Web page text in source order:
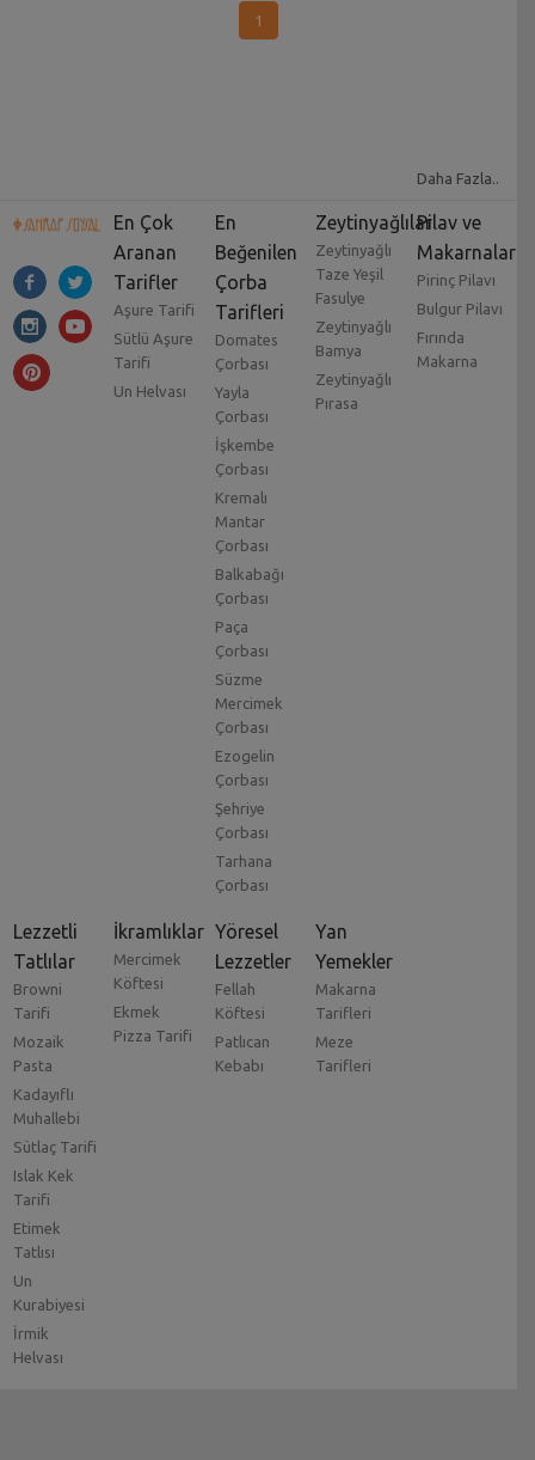
1
Daha Fazla..
En Çok
Aranan
Tarifler
Aşure Tarifi
Sütlü Aşure
Tarifi
Un Helvası
En
Beğenilen
Çorba
Tarifleri
Domates
Çorbası
Yayla
Çorbası
İşkembe
Çorbası
Kremalı
Mantar
Çorbası
Balkabağı
Çorbası
Paça
Çorbası
Süzme
Mercimek
Çorbası
Ezogelin
Çorbası
Şehriye
Çorbası
Tarhana
Çorbası
Zeytinyağlılar
Zeytinyağlı
Taze Yeşil
Fasulye
Zeytinyağlı
Bamya
Zeytinyağlı
Pırasa
Pilav ve
Makarnalar
Pirinç Pilavı
Bulgur Pilavı
Fırında
Makarna
Lezzetli
Tatlılar
Browni
Tarifi
Mozaik
Pasta
Kadayıflı
Muhallebi
Sütlaç Tarifi
Islak Kek
Tarifi
Etimek
Tatlısı
Un
Kurabiyesi
İrmik
Helvası
İkramlıklar
Mercimek
Köftesi
Ekmek
Pizza Tarifi
Yöresel
Lezzetler
Fellah
Köftesi
Patlıcan
Kebabı
Yan
Yemekler
Makarna
Tarifleri
Meze
Tarifleri